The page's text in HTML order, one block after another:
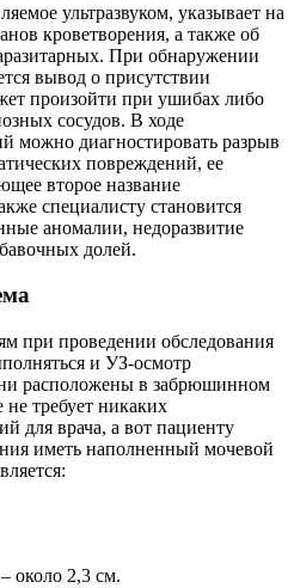
ультразвуком, указывает на
кроветворения, а также об
При обнаружении
вывод о присутствии
произойти при ушибах либо
сосудов. В ходе
можно диагностировать разрыв
повреждений, ее
второе название
специалисту становится
аномалии, недоразвитие
долей.
при проведении обследования
и УЗ-осмотр
расположены в забрюшинном
не требует никаких
для врача, а вот пациенту
иметь наполненный мочевой
около 2,3 см.